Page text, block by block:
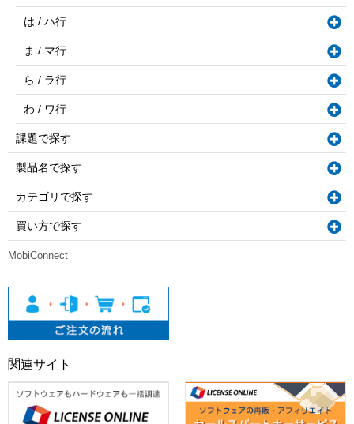
は / ハ行
ま / マ行
ら / ラ行
わ / ワ行
課題で探す
製品名で探す
カテゴリで探す
買い方で探す
MobiConnect
関連サイト